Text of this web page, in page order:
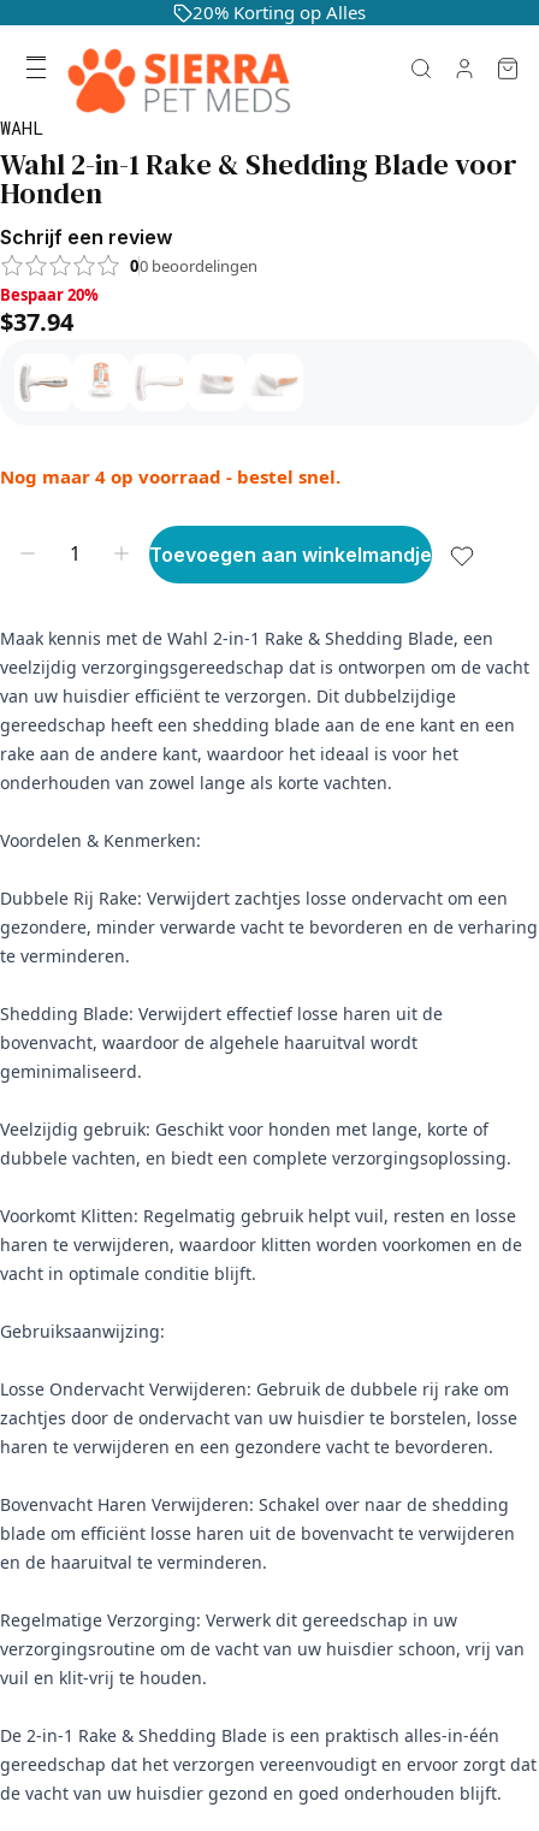
20% Korting op Alles
WAHL
Wahl 2-in-1 Rake & Shedding Blade voor
Honden
Schrijf een review
00 beoordelingen
Bespaar 20%, $37.94
Bespaar 20%
$37.94
Nog maar 4 op voorraad - bestel snel.
Toevoegen aan winkelmandje
Maak kennis met de Wahl 2-in-1 Rake & Shedding Blade, een
veelzijdig verzorgingsgereedschap dat is ontworpen om de vacht
van uw huisdier efficiënt te verzorgen. Dit dubbelzijdige
gereedschap heeft een shedding blade aan de ene kant en een
rake aan de andere kant, waardoor het ideaal is voor het
onderhouden van zowel lange als korte vachten.
Voordelen & Kenmerken:
Dubbele Rij Rake: Verwijdert zachtjes losse ondervacht om een
gezondere, minder verwarde vacht te bevorderen en de verharing
te verminderen.
Shedding Blade: Verwijdert effectief losse haren uit de
bovenvacht, waardoor de algehele haaruitval wordt
geminimaliseerd.
Veelzijdig gebruik: Geschikt voor honden met lange, korte of
dubbele vachten, en biedt een complete verzorgingsoplossing.
Voorkomt Klitten: Regelmatig gebruik helpt vuil, resten en losse
haren te verwijderen, waardoor klitten worden voorkomen en de
vacht in optimale conditie blijft.
Gebruiksaanwijzing:
Losse Ondervacht Verwijderen: Gebruik de dubbele rij rake om
zachtjes door de ondervacht van uw huisdier te borstelen, losse
haren te verwijderen en een gezondere vacht te bevorderen.
Bovenvacht Haren Verwijderen: Schakel over naar de shedding
blade om efficiënt losse haren uit de bovenvacht te verwijderen
en de haaruitval te verminderen.
Regelmatige Verzorging: Verwerk dit gereedschap in uw
verzorgingsroutine om de vacht van uw huisdier schoon, vrij van
vuil en klit-vrij te houden.
De 2-in-1 Rake & Shedding Blade is een praktisch alles-in-één
gereedschap dat het verzorgen vereenvoudigt en ervoor zorgt dat
de vacht van uw huisdier gezond en goed onderhouden blijft.